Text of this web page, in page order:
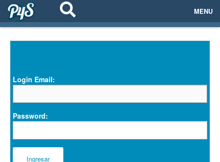
MENU
EMPRESAS
AYUDA
Login Email:
Password: